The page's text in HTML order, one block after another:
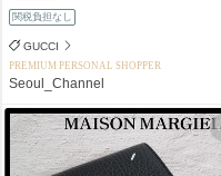
関税負担なし
GUCCI
PREMIUM PERSONAL SHOPPER
Seoul_Channel